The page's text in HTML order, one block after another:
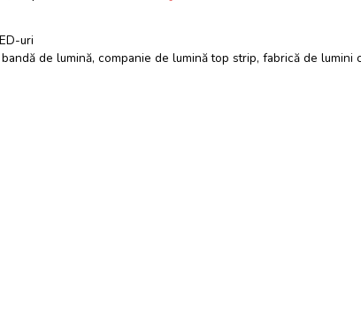
uri
de lumină,companie de lumină top strip,fabrică de lumini